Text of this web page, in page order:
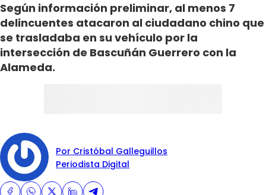
Según información preliminar, al menos 7
delincuentes atacaron al ciudadano chino que
se trasladaba en su vehículo por la
intersección de Bascuñán Guerrero con la
Alameda.
Por Cristóbal Galleguillos
Periodista Digital